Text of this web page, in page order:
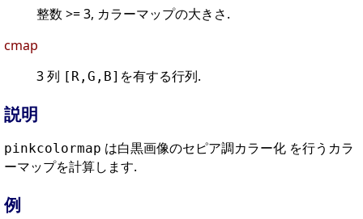
整数 >= 3, カラーマップの大きさ.
cmap
3 列 [R,G,B] を有する行列.
説明
pinkcolormap は白黒画像のセピア調カラー化 を行うカラ
ーマップを計算します.
例